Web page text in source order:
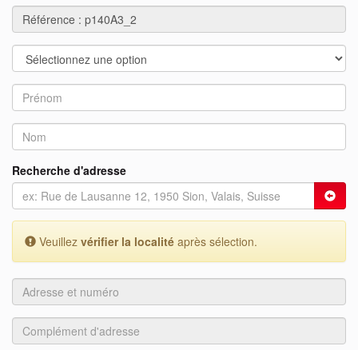
Recherche d'adresse
Veuillez vérifier la localité après sélection.
Adresse
et
numéro
Complément
d'adresse